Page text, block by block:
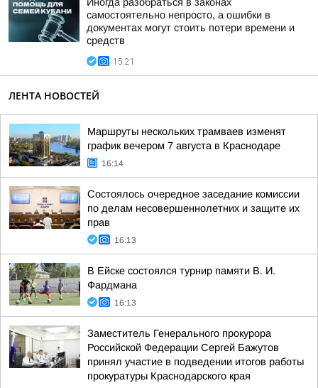
самостоятельно непросто, а ошибки в
документах могут стоить потери времени и
средств
15:21
ЛЕНТА НОВОСТЕЙ
Маршруты нескольких трамваев изменят
график вечером 7 августа в Краснодаре
16:14
Состоялось очередное заседание комиссии
по делам несовершеннолетних и защите их
прав
16:13
В Ейске состоялся турнир памяти В. И.
Фардмана
16:13
Заместитель Генерального прокурора
Российской Федерации Сергей Бажутов
принял участие в подведении итогов работы
прокуратуры Краснодарского края